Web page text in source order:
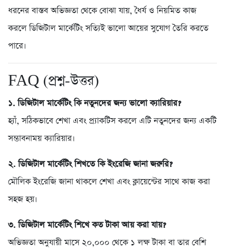
ধরনের বাস্তব অভিজ্ঞতা থেকে বোঝা যায়, ধৈর্য ও নিয়মিত কাজ
করলে ডিজিটাল মার্কেটিং সত্যিই ভালো আয়ের সুযোগ তৈরি করতে
পারে।
FAQ (প্রশ্ন-উত্তর)
১. ডিজিটাল মার্কেটিং কি নতুনদের জন্য ভালো ক্যারিয়ার?
হ্যাঁ, সঠিকভাবে শেখা এবং প্র্যাকটিস করলে এটি নতুনদের জন্য একটি
সম্ভাবনাময় ক্যারিয়ার।
২. ডিজিটাল মার্কেটিং শিখতে কি ইংরেজি জানা জরুরি?
মৌলিক ইংরেজি জানা থাকলে শেখা এবং ক্লায়েন্টের সাথে কাজ করা
সহজ হয়।
৩. ডিজিটাল মার্কেটিং শিখে কত টাকা আয় করা যায়?
অভিজ্ঞতা অনুযায়ী মাসে ২০,০০০ থেকে ১ লক্ষ টাকা বা তার বেশি